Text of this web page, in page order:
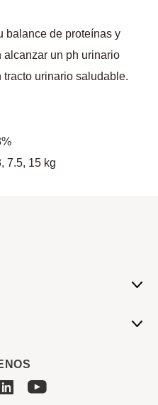
balance de proteínas y
alcanzar un ph urinario
urinario saludable.
7.5, 15 kg